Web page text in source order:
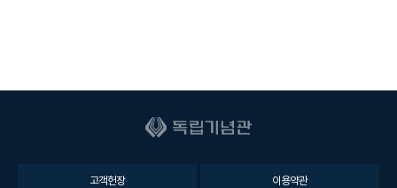
고객헌장 이용약관